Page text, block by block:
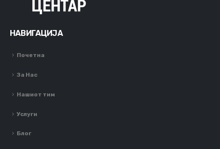
НАВИГАЦИЈА
Почетна
За Нас
Нашиот тим
Услуги
Блог